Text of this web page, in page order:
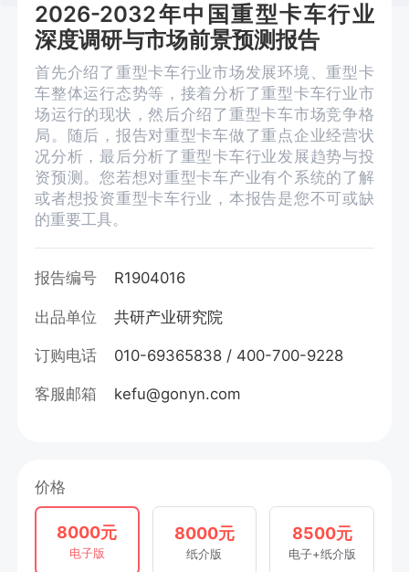
2026-2032年中国重型卡车行业
深度调研与市场前景预测报告
首先介绍了重型卡车行业市场发展环境、重型卡
车整体运行态势等，接着分析了重型卡车行业市
场运行的现状，然后介绍了重型卡车市场竞争格
局。随后，报告对重型卡车做了重点企业经营状
况分析，最后分析了重型卡车行业发展趋势与投
资预测。您若想对重型卡车产业有个系统的了解
或者想投资重型卡车行业，本报告是您不可或缺
的重要工具。
报告编号 R1904016
出品单位 共研产业研究院
订购电话 010-69365838 / 400-700-9228
客服邮箱 kefu@gonyn.com
价格
8000元
电子版
8000元
纸介版
8500元
电子+纸介版